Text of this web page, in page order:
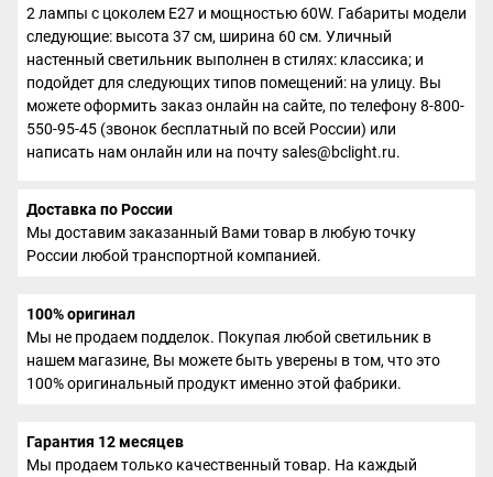
2 лампы с цоколем E27 и мощностью 60W. Габариты модели
следующие: высота 37 см, ширина 60 см. Уличный
настенный светильник выполнен в стилях: классика; и
подойдет для следующих типов помещений: на улицу. Вы
можете оформить заказ онлайн на сайте, по телефону 8-800-
550-95-45 (звонок бесплатный по всей России) или
написать нам онлайн или на почту sales@bclight.ru.
Доставка по России
Мы доставим заказанный Вами товар в любую точку
России любой транспортной компанией.
100% оригинал
Мы не продаем подделок. Покупая любой светильник в
нашем магазине, Вы можете быть уверены в том, что это
100% оригинальный продукт именно этой фабрики.
Гарантия 12 месяцев
Мы продаем только качественный товар. На каждый